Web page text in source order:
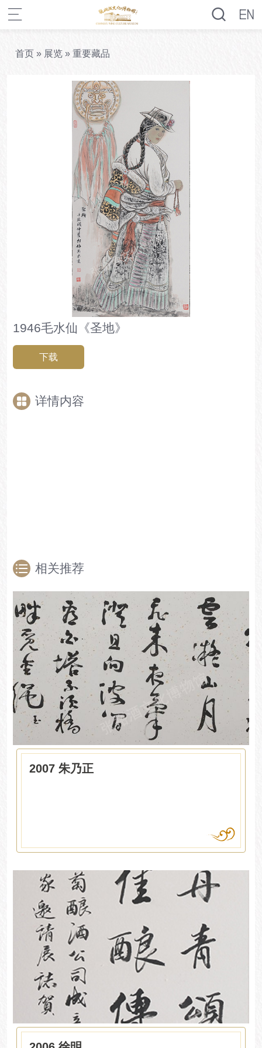
首页 » 展览 » 重要藏品
1946毛水仙《圣地》
下载
详情内容
相关推荐
2007 朱乃正